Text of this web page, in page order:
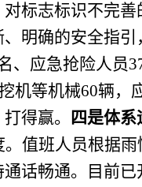
标志标识不完
明确的安全指
、应急抢险人员
机等机械60辆，
得赢。
四是体
。值班人员根据
话畅通。
目前